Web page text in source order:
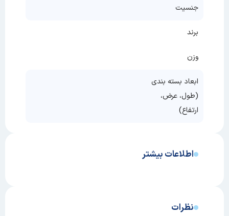
جنسیت
برند
وزن
ابعاد بسته بندی
(طول، عرض،
ارتفاع)
اطلاعات بیشتر
نظرات